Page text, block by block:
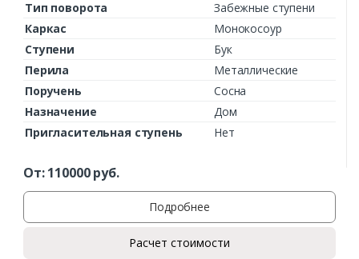
Тип поворота
Забежные ступени
Каркас
Монокосоур
Ступени
Бук
Перила
Металлические
Поручень
Сосна
Назначение
Дом
Пригласительная ступень
Нет
От:110000руб.
Подробнее
Расчет стоимости